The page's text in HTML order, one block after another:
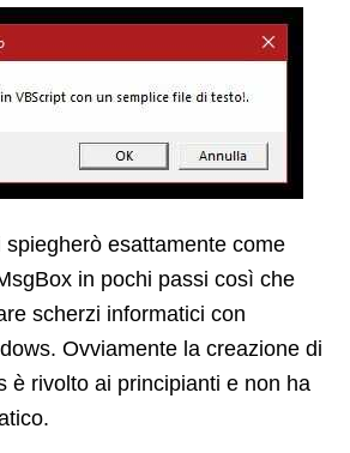
spiegherò esattamente come
in pochi passi così che
scherzi informatici con
Ovviamente la creazione di
è rivolto ai principianti e non ha